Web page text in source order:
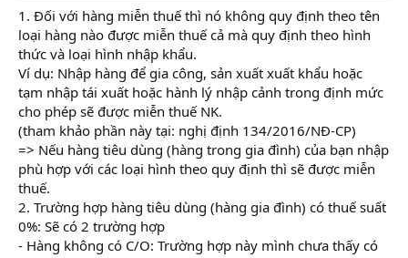
r
t
e
r
1. Đối với hàng miễn thuế thì nó không quy định theo tên
loại hàng nào được miễn thuế cả mà quy định theo hình
thức và loại hình nhập khẩu.
Ví dụ: Nhập hàng để gia công, sản xuất xuất khẩu hoặc
tạm nhập tái xuất hoặc hành lý nhập cảnh trong định mức
cho phép sẽ được miễn thuế NK.
(tham khảo phần này tại: nghị định 134/2016/NĐ-CP)
=> Nếu hàng tiêu dùng (hàng trong gia đình) của bạn nhập
phù hợp với các loại hình theo quy định thì sẽ được miễn
thuế.
2. Trường hợp hàng tiêu dùng (hàng gia đình) có thuế suất
0%: Sẽ có 2 trường hợp
- Hàng không có C/O: Trường hợp này mình chưa thấy có